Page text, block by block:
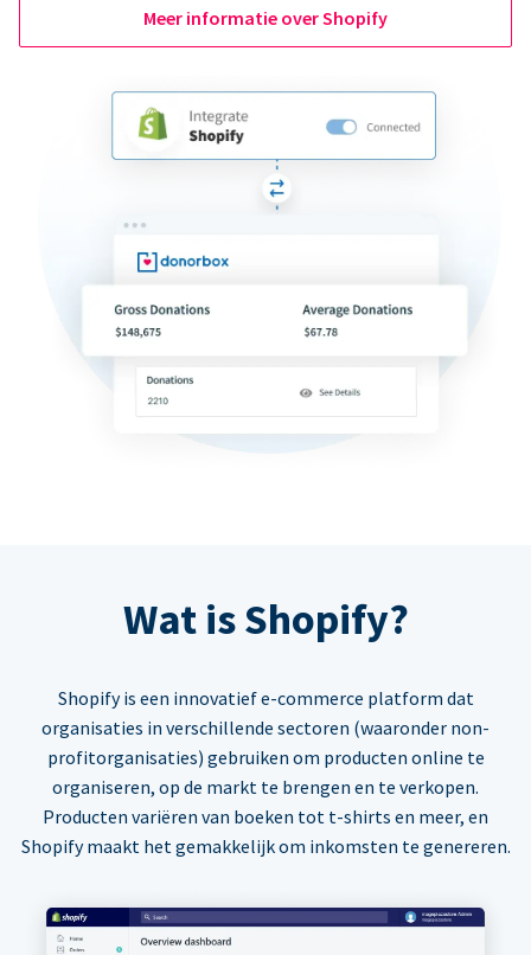
Meer informatie over Shopify
Wat is Shopify?
Shopify is een innovatief e-commerce platform dat
organisaties in verschillende sectoren (waaronder non-
profitorganisaties) gebruiken om producten online te
organiseren, op de markt te brengen en te verkopen.
Producten variëren van boeken tot t-shirts en meer, en
Shopify maakt het gemakkelijk om inkomsten te genereren.